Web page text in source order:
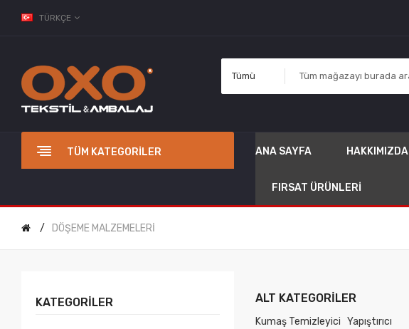
TÜRKÇE
Tümü
TÜM KATEGORILER ANA SAYFA HAKKIMIZDA
FIRSAT ÜRÜNLERI
DÖŞEME MALZEMELERİ
KATEGORILER ALT KATEGORILER
Kumaş Temizleyici Yapıştırıcı